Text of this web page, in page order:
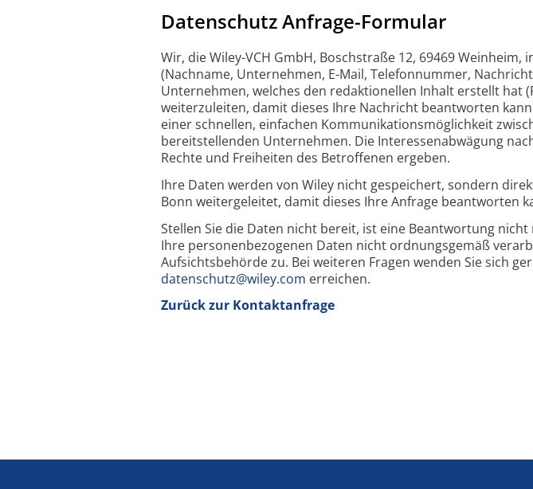
Datenschutz Anfrage-Formular
Wir, die Wiley-VCH GmbH, Boschstraße 12, 69469
(Nachname, Unternehmen, E-Mail, Telefonnummer,
Unternehmen, welches den redaktionellen Inhalt erstellt hat
weiterzuleiten, damit dieses Ihre Nachricht beantworten
einer schnellen, einfachen Kommunikationsmöglichkeit
bereitstellenden Unternehmen. Die Interessenabwägung
Rechte und Freiheiten des Betroffenen ergeben.
Ihre Daten werden von Wiley nicht gespeichert, sondern
Bonn weitergeleitet, damit dieses Ihre Anfrage beantworten
Stellen Sie die Daten nicht bereit, ist eine Beantwortung
Ihre personenbezogenen Daten nicht ordnungsgemäß
Aufsichtsbehörde zu. Bei weiteren Fragen wenden Sie sich
datenschutz@wiley.com erreichen.
Zurück zur Kontaktanfrage